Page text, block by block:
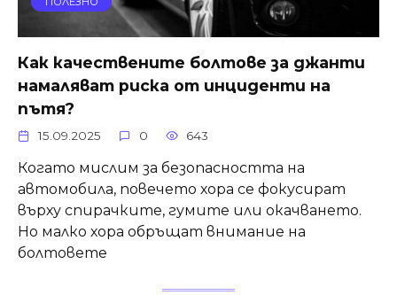
Как качествените болтове за джанти
намаляват риска от инциденти на
пътя?
15.09.2025 0 643
Когато мислим за безопасността на
автомобила, повечето хора се фокусират
върху спирачките, гумите или окачването.
Но малко хора обръщат внимание на
болтовете